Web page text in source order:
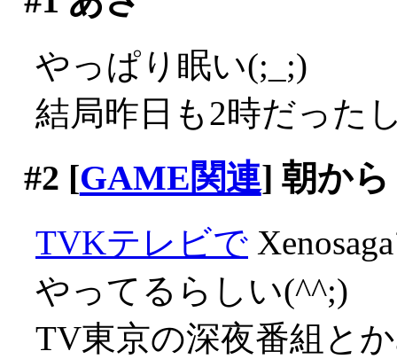
やっぱり眠い(;_;)
結局昨日も2時だった
#2 [GAME関連] 朝から
TVKテレビで
やってるらしい(^^;)
TV東京の深夜番組と